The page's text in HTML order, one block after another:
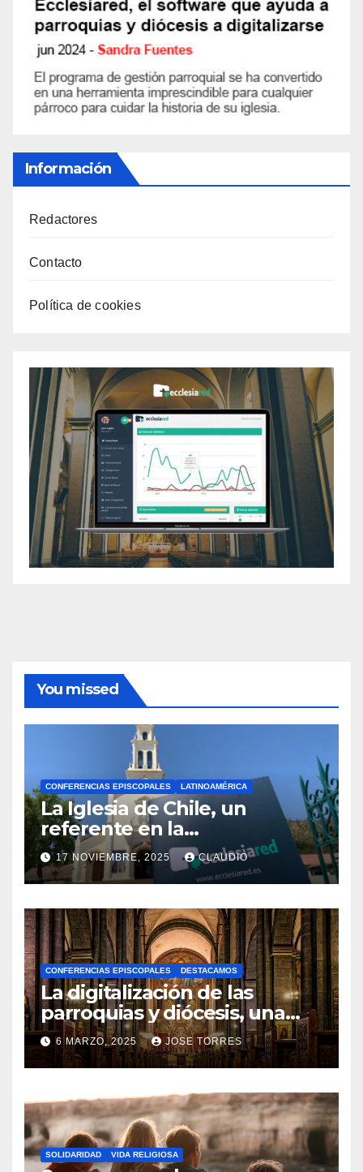
Información
Redactores
Contacto
Política de cookies
You missed
CONFERENCIAS EPISCOPALES LATINOAMÉRICA
La Iglesia de Chile, un
referente en la
transformación digital
gracias a Ecclesiared
17 NOVIEMBRE, 2025 CLAUDIO
N
O
H
A
Y
C
O
M
N
T
A
CONFERENCIAS EPISCOPALES DESTACAMOS
La digitalización de las
parroquias y diócesis, una
realidad ya para el futuro de
la Iglesia
6 MARZO, 2025 JOSE TORRES
N
O
H
A
Y
SOLIDARIDAD VIDA RELIGIOSA